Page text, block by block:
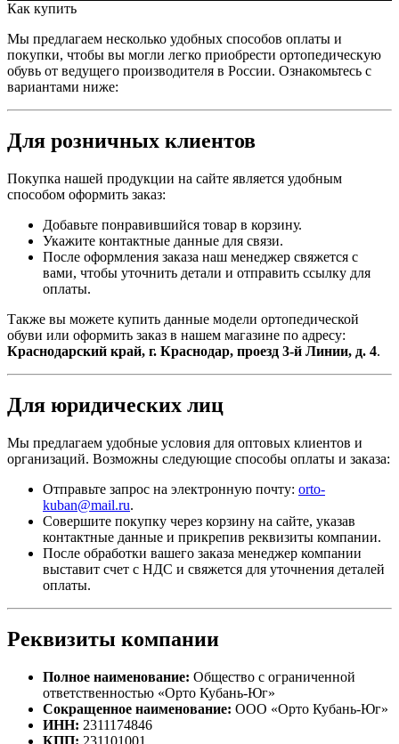
Как купить
Мы предлагаем несколько удобных способов оплаты и
покупки, чтобы вы могли легко приобрести ортопедическую
обувь от ведущего производителя в России. Ознакомьтесь с
вариантами ниже:
Для розничных клиентов
Покупка нашей продукции на сайте является удобным
способом оформить заказ:
Добавьте понравившийся товар в корзину.
Укажите контактные данные для связи.
После оформления заказа наш менеджер свяжется с
вами, чтобы уточнить детали и отправить ссылку для
оплаты.
Также вы можете купить данные модели ортопедической
обуви или оформить заказ в нашем магазине по адресу:
Краснодарский край, г. Краснодар, проезд 3-й Линии, д. 4.
Для юридических лиц
Мы предлагаем удобные условия для оптовых клиентов и
организаций. Возможны следующие способы оплаты и заказа:
Отправьте запрос на электронную почту: orto-
kuban@mail.ru.
Совершите покупку через корзину на сайте, указав
контактные данные и прикрепив реквизиты компании.
После обработки вашего заказа менеджер компании
выставит счет с НДС и свяжется для уточнения деталей
оплаты.
Реквизиты компании
Полное наименование: Общество с ограниченной
ответственностью «Орто Кубань-Юг»
Сокращенное наименование: ООО «Орто Кубань-Юг»
ИНН: 2311174846
КПП: 231101001